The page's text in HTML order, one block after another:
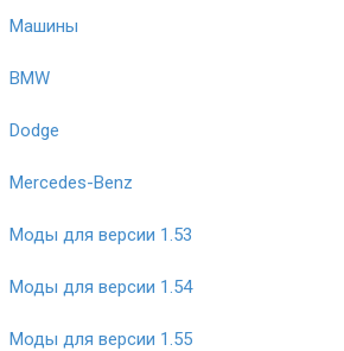
Машины
BMW
Dodge
Mercedes-Benz
Моды для версии 1.53
Моды для версии 1.54
Моды для версии 1.55